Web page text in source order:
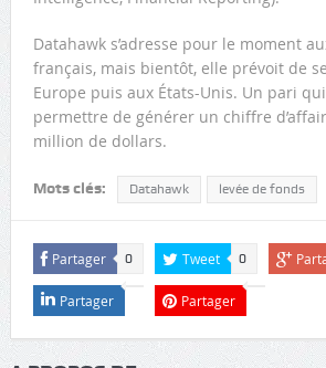
Datahawk s’adresse pour le moment
français, mais bientôt, elle prévoit de
Europe puis aux États-Unis. Un pari
permettre de générer un chiffre
million de dollars.
Mots clés: Datahawk levée de fonds
Partager 0 Tweet 0
Partager Partager